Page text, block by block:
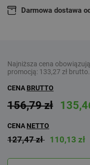
Darmowa dostawa
Najniższa cena
promocją: 133,27 zł brutto.
CENA BRUTTO
156,79 zł
CENA NETTO
127,47 zł 110,13 zł